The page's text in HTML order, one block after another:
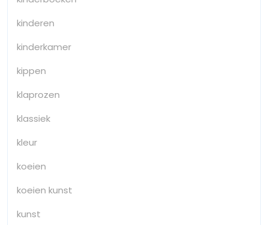
kinderen
kinderkamer
kippen
klaprozen
klassiek
kleur
koeien
koeien kunst
kunst